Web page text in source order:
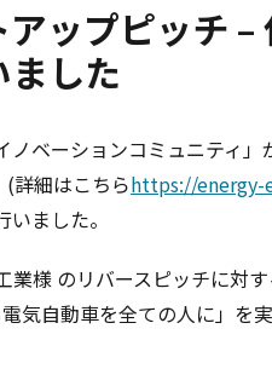
アップピッチ
した
ベーションコミュニティ
詳細はこちらhttps://
ました。
様 のリバースピッチに対す
気自動車を全ての人に」を